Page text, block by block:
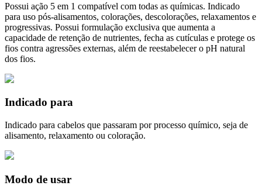
Possui ação 5 em 1 compatível com todas as químicas. Indicado
para uso pós-alisamentos, colorações, descolorações, relaxamentos e
progressivas. Possui formulação exclusiva que aumenta a
capacidade de retenção de nutrientes, fecha as cutículas e protege os
fios contra agressões externas, além de reestabelecer o pH natural
dos fios.
Indicado para
Indicado para cabelos que passaram por processo químico, seja de
alisamento, relaxamento ou coloração.
Modo de usar